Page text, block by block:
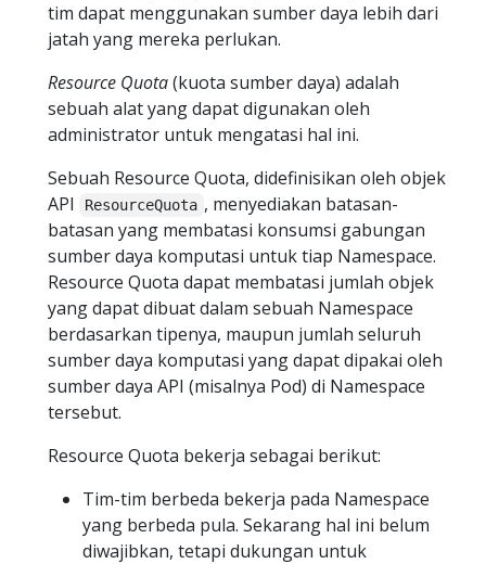
tim dapat menggunakan sumber daya lebih dari
jatah yang mereka perlukan.
Resource Quota(kuota sumber daya) adalah
sebuah alat yang dapat digunakan oleh
administrator untuk mengatasi hal ini.
Sebuah Resource Quota, didefinisikan oleh objek
API
ResourceQuota , menyediakan batasan-
batasan yang membatasi konsumsi gabungan
sumber daya komputasi untuk tiap Namespace.
Resource Quota dapat membatasi jumlah objek
yang dapat dibuat dalam sebuah Namespace
berdasarkan tipenya, maupun jumlah seluruh
sumber daya komputasi yang dapat dipakai oleh
sumber daya API (misalnya Pod) di Namespace
tersebut.
Resource Quota bekerja sebagai berikut:
Tim-tim berbeda bekerja pada Namespace
yang berbeda pula. Sekarang hal ini belum
diwajibkan, tetapi dukungan untuk